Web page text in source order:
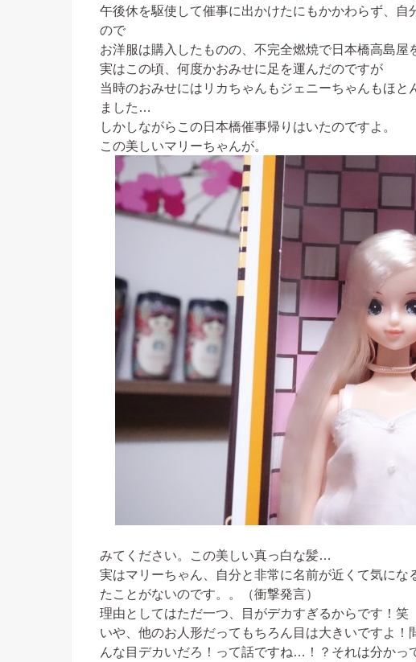
午後休を駆使して催事に出かけたにもかかわらず、
ので
お洋服は購入したものの、不完全燃焼で日本橋高島
実はこの頃、何度かおみせに足を運んだのですが
当時のおみせにはリカちゃんもジェニーちゃんもほ
ました…
しかしながらこの日本橋催事帰りはいたのですよ。
この美しいマリーちゃんが。
みてください。この美しい真っ白な髪…
実はマリーちゃん、自分と非常に名前が近くて気に
たことがないのです。。（衝撃発言）
理由としてはただ一つ、目がデカすぎるからです！笑
いや、他のお人形だってもちろん目は大きいですよ
んな目デカいだろ！って話ですね…！？それは分かっ